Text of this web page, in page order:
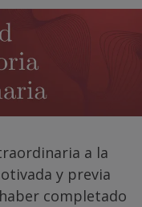
a la
y previa
completado